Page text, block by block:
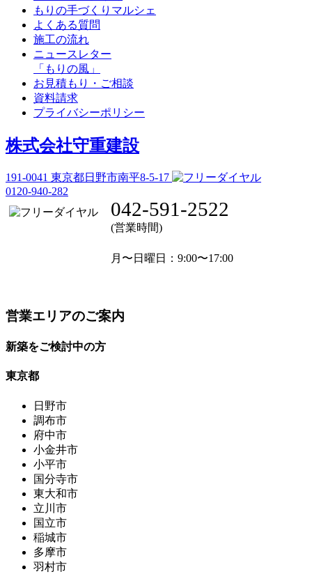
もりの手づくりマルシェ
よくある質問
施工の流れ
ニュースレター
「もりの風」
お見積もり・ご相談
資料請求
プライバシーポリシー
株式会社守重建設
191-0041 東京都日野市南平8-5-17
0120-940-282
042-591-2522
(営業時間)
月〜日曜日 ：9:00〜17:00
営業エリアのご案内
新築をご検討中の方
東京都
日野市
調布市
府中市
小金井市
小平市
国分寺市
東大和市
立川市
国立市
稲城市
多摩市
羽村市